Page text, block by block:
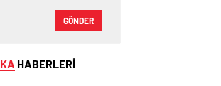
GÖNDER
HABERLERİ